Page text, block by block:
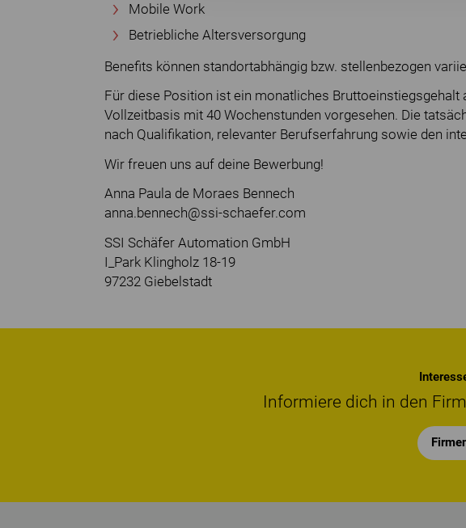
Mobile Work
Betriebliche Altersversorgung
Benefits können standortabhängig bzw. stellenbezogen
Für diese Position ist ein monatliches Bruttoeinstiegsgehalt
Vollzeitbasis mit 40 Wochenstunden vorgesehen. Die
nach Qualifikation, relevanter Berufserfahrung sowie den
Wir freuen uns auf deine Bewerbung!
Anna Paula de Moraes Bennech
anna.bennech@ssi-schaefer.com
SSI Schäfer Automation GmbH
I_Park Klingholz 18-19
97232 Giebelstadt
Informiere dich in den